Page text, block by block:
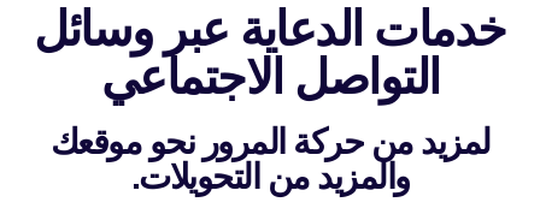
خدمات الدعاية عبر وسائل
التواصل الاجتماعي
لمزيد من حركة المرور نحو موقعك
والمزيد من التحويلات.